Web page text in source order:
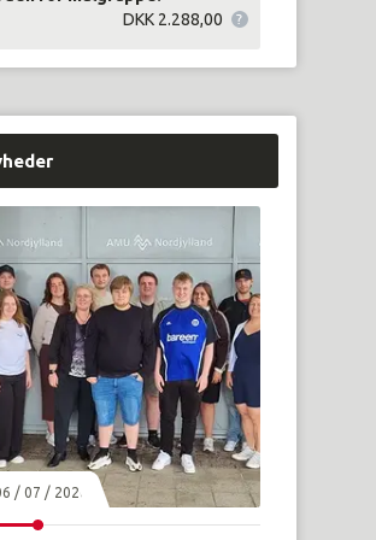
DKK 2.288,00
/ 07 / 2026